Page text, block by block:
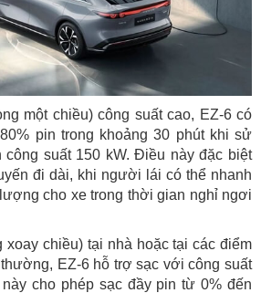
một chiều) công suất cao, EZ-6 có
pin trong khoảng 30 phút khi sử
công suất 150 kW. Điều này đặc biệt
đi dài, khi người lái có thể nhanh
cho xe trong thời gian nghỉ ngơi
chiều) tại nhà hoặc tại các điểm
EZ-6 hỗ trợ sạc với công suất
cho phép sạc đầy pin từ 0% đến